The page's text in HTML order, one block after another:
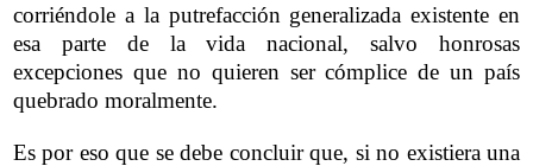
corriéndole a la putrefacción generalizada existente en
esa parte de la vida nacional, salvo honrosas
excepciones que no quieren ser cómplice de un país
quebrado moralmente.
Es por eso que se debe concluir que, si no existiera una